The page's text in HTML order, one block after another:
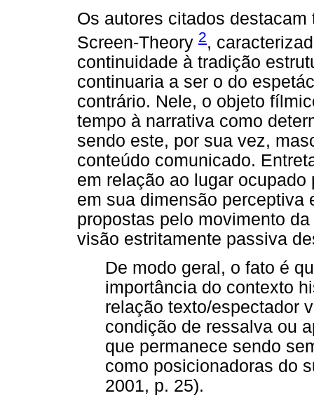
Os autores citados
Screen-Theory 2,
continuidade à tradição
continuaria a ser o do
contrário. Nele, o objeto
tempo à narrativa como
sendo este, por sua vez,
conteúdo comunicado.
em relação ao lugar
em sua dimensão perceptiva
propostas pelo movimento
visão estritamente passiva
De modo geral, o fato é
importância do contexto
relação texto/espectador
condição de ressalva ou
que permanece sendo
como posicionadoras do
2001, p. 25).